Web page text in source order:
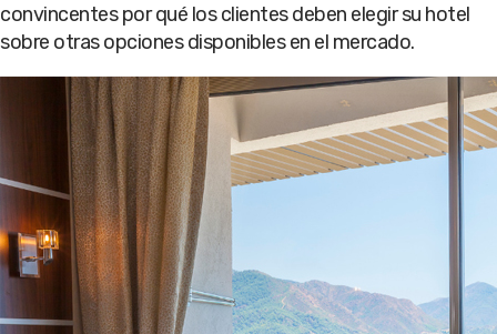
convincentes por qué los clientes deben elegir su hotel
sobre otras opciones disponibles en el mercado.